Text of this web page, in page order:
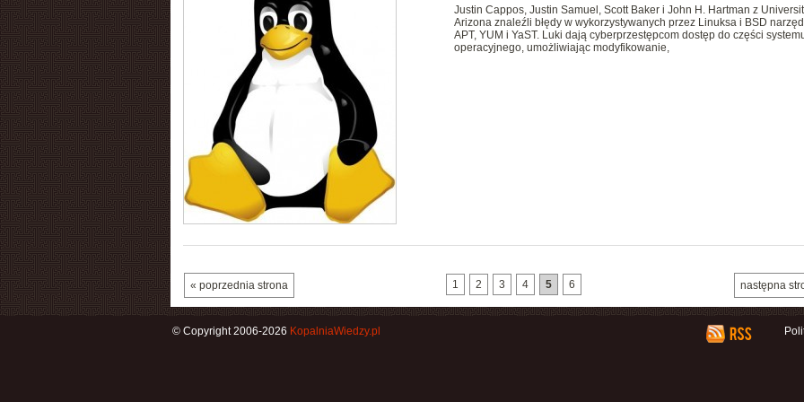
Justin Cappos, Justin Samuel, Scott Baker i John H. Hartman z
Arizona znaleźli błędy w wykorzystywanych przez Linuksa i BSD
APT, YUM i YaST. Luki dają cyberprzestępcom dostęp do części
operacyjnego, umożliwiając modyfikowanie,
« poprzednia strona następna
1 2 3 4 5 6
© Copyright 2006-2026 KopalniaWiedzy.pl